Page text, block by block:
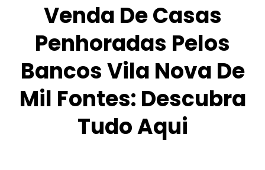
Venda De Casas
Penhoradas Pelos
Bancos Vila Nova De
Mil Fontes: Descubra
Tudo Aqui